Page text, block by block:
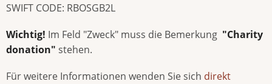
SWIFT CODE: RBOSGB2L
Wichtig! Im Feld "Zweck" muss die Bemerkung "Charity
donation" stehen.
Für weitere Informationen wenden Sie sich direkt